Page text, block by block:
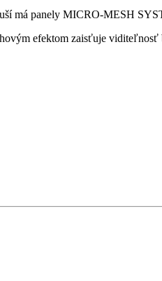
má panely MICRO-MESH
efektom zaisťuje viditeľnosť